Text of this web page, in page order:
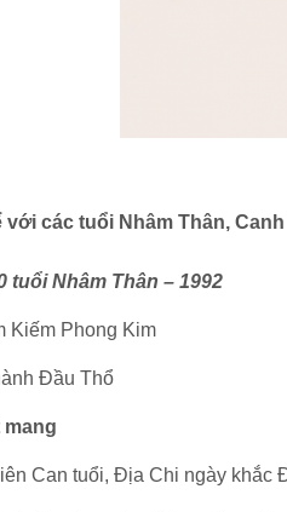
với các tuổi Nhâm Thân,
tuổi Nhâm Thân – 1992
Kiếm Phong Kim
Đầu Thổ
mang
Can tuổi, Địa Chi ngày khắc